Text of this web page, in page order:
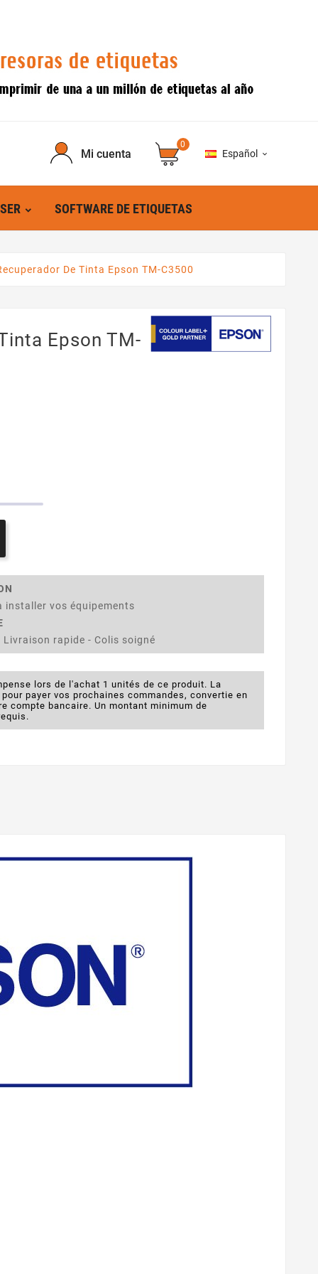
Mi cuenta
0
Español 
SOFTWARE DE ETIQUETAS
De Tinta Epson TM-C3500
Epson TM-
installer vos équipements
rapide - Colis soigné
lors de l'achat 1 unités de ce produit. La
payer vos prochaines commandes, convertie en
compte bancaire. Un montant minimum de